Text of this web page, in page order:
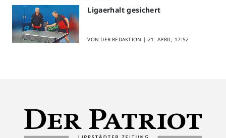
Ligaerhalt gesichert
VON DER REDAKTION |21. APRIL, 17:52